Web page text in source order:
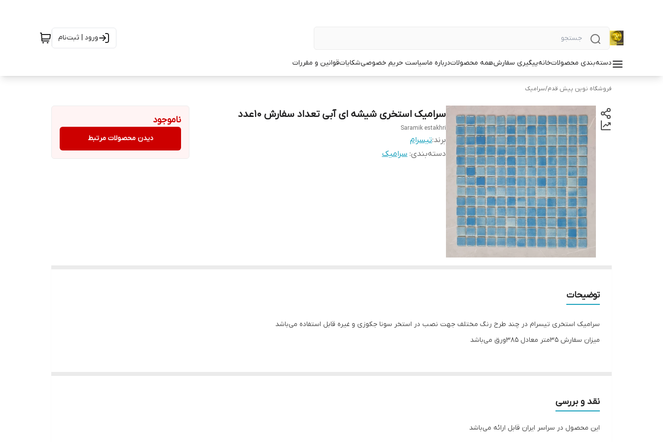
ورود | ثبت‌نام
دسته‌بندی محصولاتخانهپیگیری سفارشهمه محصولاتدرباره ماسیاست حریم خصوصیشکایاتقوانین و مقررات
فروشگاه نوین پیش قدم/سرامیک
سرامیک استخری شیشه ای آبی تعداد سفارش 10عدد
Saramik estakhri
برند:تیسرام
دسته‌بندی: سرامیک
ناموجود
دیدن محصولات مرتبط
توضیحات
سرامیک استخری تیسرام در چند طرح رنگ مختلف جهت نصب در استخر سونا جکوزی و غیره قابل استفاده می‌باشد
میزان سفارش 35متر معادل 385ورق می‌باشد
نقد و بررسی
این محصول در سراسر ایران قابل ارائه می‌باشد